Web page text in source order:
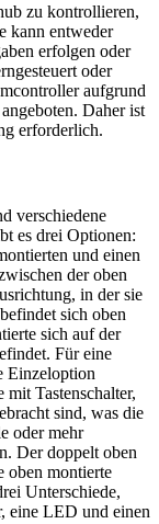
zu kontrollieren,
kann entweder
erfolgen oder
oder
aufgrund
Daher ist
erforderlich.
verschiedene
es drei Optionen:
und einen
der oben
in der sie
sich oben
sich auf der
Für eine
Einzeloption
Tastenschalter,
sind, was die
oder mehr
Der doppelt oben
oben montierte
Unterschiede,
eine LED und einen